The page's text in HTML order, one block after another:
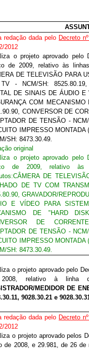
redação dada pelo Decreto
2012
o projeto aprovado pelo
de 2009, relativo às
DE TELEVISÃO PARA
- NCM/SH: 8525.80.19,
DE SINAIS DE ÁUDIO
COM
CONVERSOR DE
DE TENSÃO -
IMPRESSO
SH: 8473.30.49.
original
o projeto aprovado pelo
de 2009, relativo às
CÂMERA DE
DE TV COM
GRAVADOR/
E VÍDEO PARA
DE "HARD
DE
DE TENSÃO -
IMPRESSO
SH: 8473.30.49.
o projeto aprovado pelo
relativo à linha
MEDIDOR DE
9028.30.21 e
redação dada pelo Decreto
2012
o projeto aprovado pelos
de 2008, e 29.981, de 26